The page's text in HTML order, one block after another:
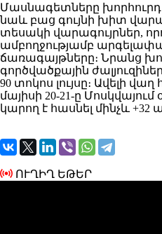
Մասնագետները խորհուրդ
նաև բաց գույնի խիտ
տեսակի վարագույրներ,
ամբողջությամբ
ճառագայթները։ Նրանց
գործվածքային
90 տոկոս լույսը։ Ավելի
մայիսի 20-21-ը
կարող է հասնել մինչև +32
ՈՒՂԻՂ ԵԹԵՐ